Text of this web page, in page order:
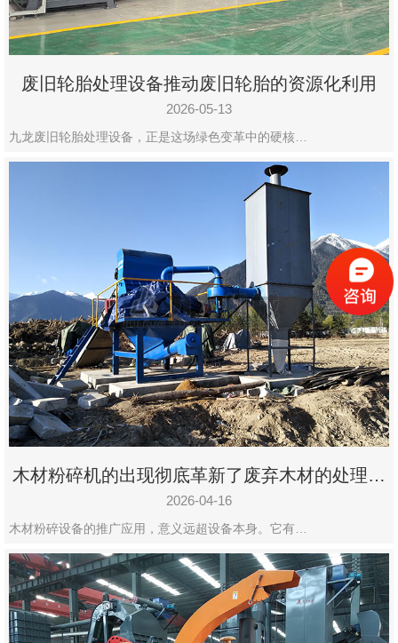
废旧轮胎处理设备推动废旧轮胎的资源化利用
2026-05-13
九龙废旧轮胎处理设备，正是这场绿色变革中的硬核…
木材粉碎机的出现彻底革新了废弃木材的处理模
式
2026-04-16
木材粉碎设备的推广应用，意义远超设备本身。它有…